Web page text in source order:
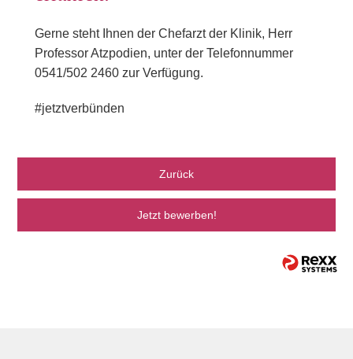
Gerne steht Ihnen der Chefarzt der Klinik, Herr
Professor Atzpodien, unter der Telefonnummer
0541/502 2460 zur Verfügung.
#jetztverbünden
Zurück
Jetzt bewerben!